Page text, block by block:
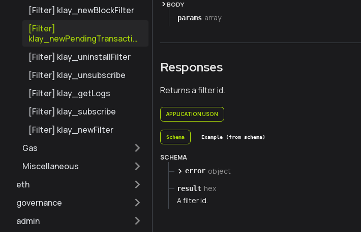
[Filter] klay_newBlockFilter
[Filter]
klay_newPendingTransaction
[Filter] klay_uninstallFilter
[Filter] klay_unsubscribe
[Filter] klay_getLogs
[Filter] klay_subscribe
[Filter] klay_newFilter
Gas
Miscellaneous
eth
governance
admin
BODY
params array
Responses
Returns a filter id.
APPLICATION/JSON
Schema Example (from schema)
SCHEMA
error object
result hex
A filter id.